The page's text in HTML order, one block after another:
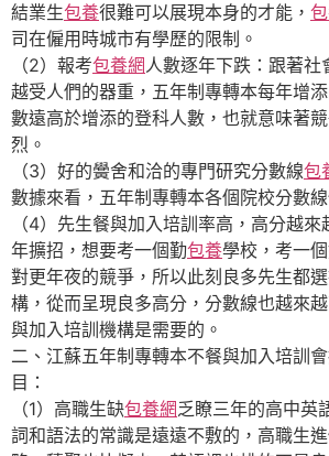
結業生包養很難可以展現本身的才能，
司在僱用時城市有學歷的限制。
（2）報考包養網人數逐年下跌：跟著社
越受人們的器重，五年制專轉本每年增
數遠高於增添的登科人數，也就意味著
烈。
（3）好的黌舍和洽的專門研究分數線包
數據來看，五年制專轉本各個院校分數
（4）先生餐與加入培訓率高，高分越
年擴招，想要考一個勤包養學校，考一
對更年夜的競爭，所以此刻良多先生都
構，從而呈現良多高分，分數線也越來
與加入培訓機構是需要的。
二、江蘇五年制專轉本不餐與加入培訓
目：
（1）高職生缺包養網乏瞭三年的高中英
詞和語法的常識是遠遠不敷的，高職生